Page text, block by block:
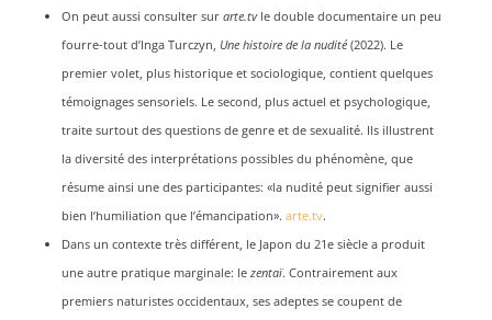
On peut aussi consulter sur arte.tvle double documentaire un peu
fourre-tout d’Inga Turczyn, Une histoire de la nudité(2022). Le
premier volet, plus historique et sociologique, contient quelques
témoignages sensoriels. Le second, plus actuel et psychologique,
traite surtout des questions de genre et de sexualité. Ils illustrent
la diversité des interprétations possibles du phénomène, que
résume ainsi une des participantes: «la nudité peut signifier aussi
bien l’humiliation que l’émancipation». arte.tv.
Dans un contexte très différent, le Japon du 21e siècle a produit
une autre pratique marginale: le zentaï. Contrairement aux
premiers naturistes occidentaux, ses adeptes se coupent de